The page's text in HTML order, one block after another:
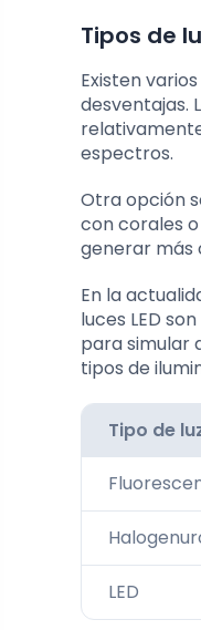
Tipos de
Existen
desventajas.
espectros.
Otra opción
con corales
generar más
En la
luces LED
para simular
tipos de
Tipo de
LED